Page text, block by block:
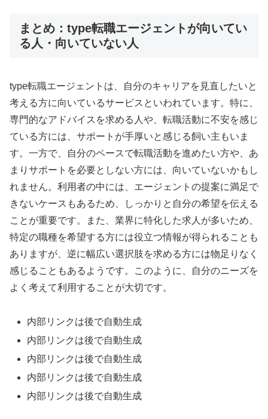
まとめ：type転職エージェントが向いてい
る人・向いていない人
type転職エージェントは、自分のキャリアを見直したいと
考える方に向いているサービスといわれています。特に、
専門的なアドバイスを求める人や、転職活動に不安を感じ
ている方には、サポートが手厚いと感じる飼い主もいま
す。一方で、自分のペースで転職活動を進めたい方や、あ
まりサポートを必要としない方には、向いていないかもし
れません。利用者の中には、エージェントの提案に満足で
きないケースもあるため、しっかりと自分の希望を伝える
ことが重要です。また、業界に特化した求人が多いため、
特定の職種を希望する方には役立つ情報が得られることも
ありますが、逆に幅広い選択肢を求める方には物足りなく
感じることもあるようです。このように、自分のニーズを
よく考えて利用することが大切です。
内部リンクは後で自動生成
内部リンクは後で自動生成
内部リンクは後で自動生成
内部リンクは後で自動生成
内部リンクは後で自動生成